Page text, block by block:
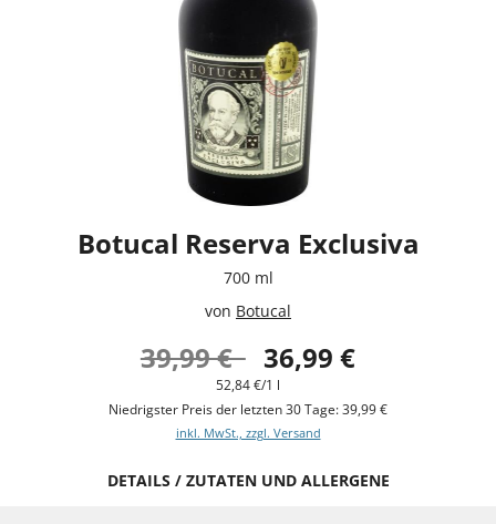
Botucal Reserva Exclusiva
700 ml
von Botucal
39,99 € 36,99 €
52,84 €/1 l
Niedrigster Preis der letzten 30 Tage: 39,99 €
inkl. MwSt., zzgl. Versand
DETAILS / ZUTATEN UND ALLERGENE